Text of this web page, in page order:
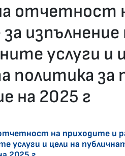
отчетност
изпълнение
услуги и
политика
на 2025 г
на приходите и
услуги и цели на